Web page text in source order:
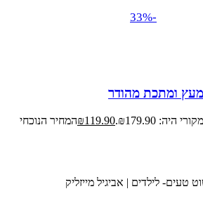
-33%
ומתכת מהודר
היה: ₪179.90. ₪119.90
המחיר הנוכחי
טעים- לילדים | אביגיל מייזליק